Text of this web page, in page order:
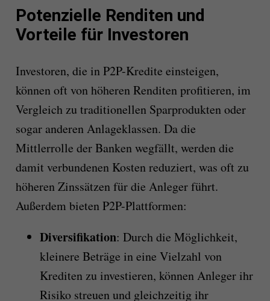
Potenzielle Renditen und
Vorteile für Investoren
Investoren, die in P2P-Kredite einsteigen,
können oft von höheren Renditen profitieren, im
Vergleich zu traditionellen Sparprodukten oder
sogar anderen Anlageklassen. Da die
Mittlerrolle der Banken wegfällt, werden die
damit verbundenen Kosten reduziert, was oft zu
höheren Zinssätzen für die Anleger führt.
Außerdem bieten P2P-Plattformen:
Diversifikation: Durch die Möglichkeit,
kleinere Beträge in eine Vielzahl von
Krediten zu investieren, können Anleger ihr
Risiko streuen und gleichzeitig ihr